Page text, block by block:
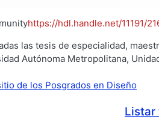
https://hdl.handle.net/11191/
las tesis de especialidad,
Autónoma Metropolitana,
de los Posgrados en Diseño
Listar